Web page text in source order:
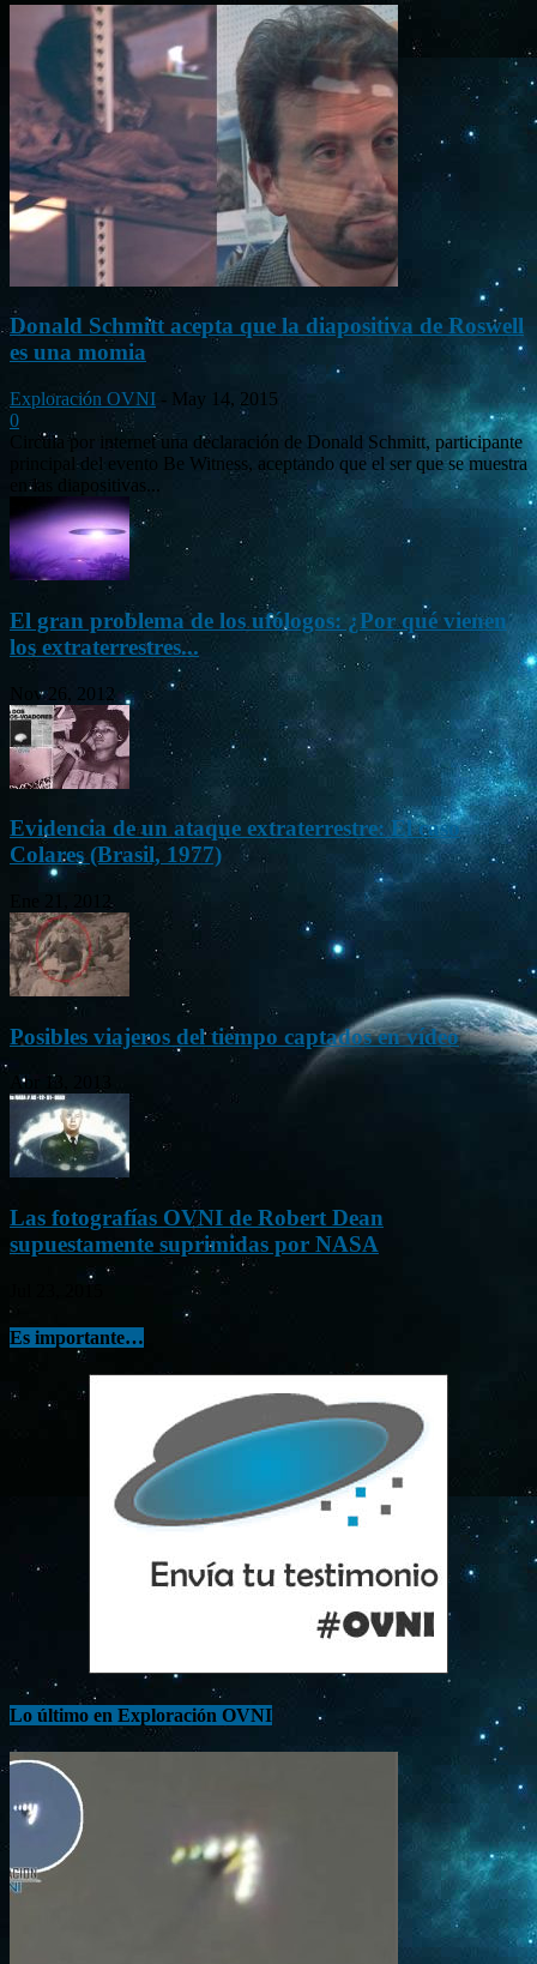
Donald Schmitt acepta que la diapositiva de Roswell
es una momia
Exploración OVNI - May 14, 2015
0
Circula por internet una declaración de Donald Schmitt, participante
principal del evento Be Witness, aceptando que el ser que se muestra
en las diapositivas...
El gran problema de los ufólogos: ¿Por qué vienen
los extraterrestres...
Nov 26, 2012
Evidencia de un ataque extraterrestre: El caso
Colares (Brasil, 1977)
Ene 21, 2012
Posibles viajeros del tiempo captados en vídeo
Abr 13, 2013
Las fotografías OVNI de Robert Dean
supuestamente suprimidas por NASA
Es importante…
Lo último en Exploración OVNI